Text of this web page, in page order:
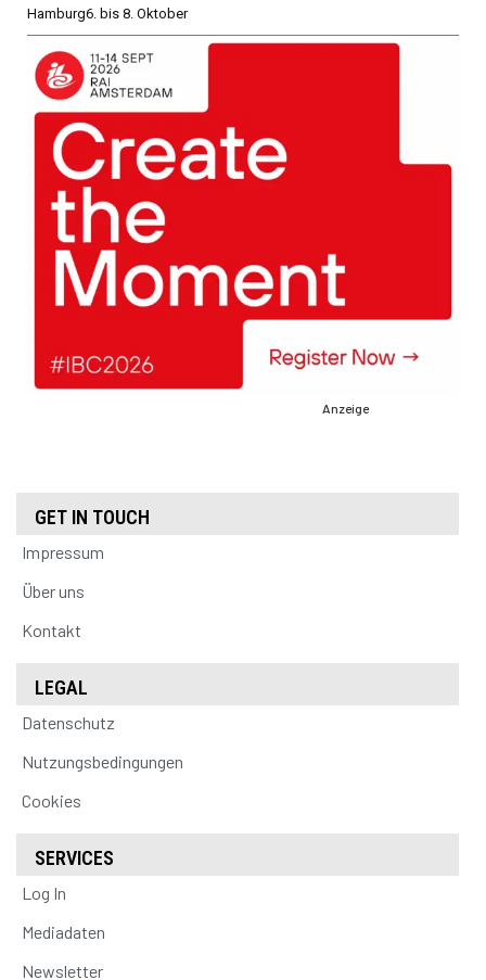
Hamburg6. bis 8. Oktober
Anzeige
GET IN TOUCH
Impressum
Über uns
Kontakt
LEGAL
Datenschutz
Nutzungsbedingungen
Cookies
SERVICES
Log In
Mediadaten
Newsletter